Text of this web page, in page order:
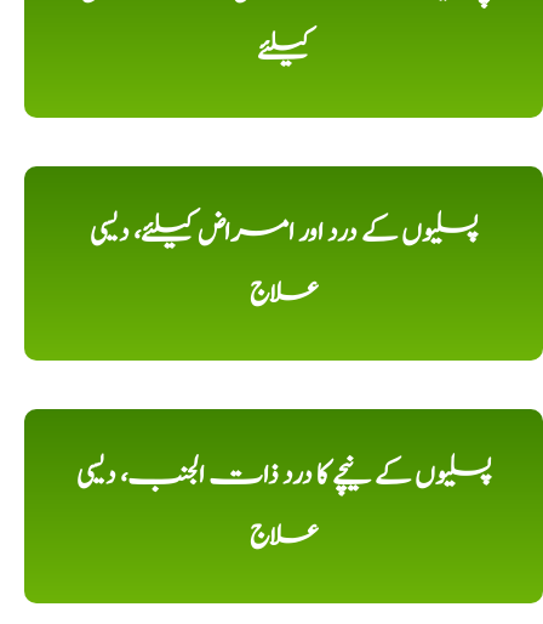
کیلئے
پسلیوں کے درد اور امراض کیلئے، دیسی
علاج
پسلیوں کے نیچے کا درد ذات الجنب، دیسی
علاج